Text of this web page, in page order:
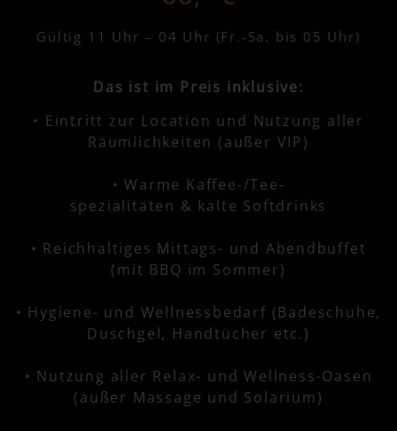
Gültig 11 Uhr – 04 Uhr (Fr.-Sa. bis 05 Uhr)
Das ist im Preis inklusive:
• Eintritt zur Location und Nutzung aller
Räumlichkeiten (außer VIP)
• Warme Kaffee-/Tee-
spezialitäten & kalte Softdrinks
• Reichhaltiges Mittags- und Abendbuffet
(mit BBQ im Sommer)
• Hygiene- und Wellnessbedarf (Badeschuhe,
Duschgel, Handtücher etc.)
• Nutzung aller Relax- und Wellness-Oasen
(außer Massage und Solarium)